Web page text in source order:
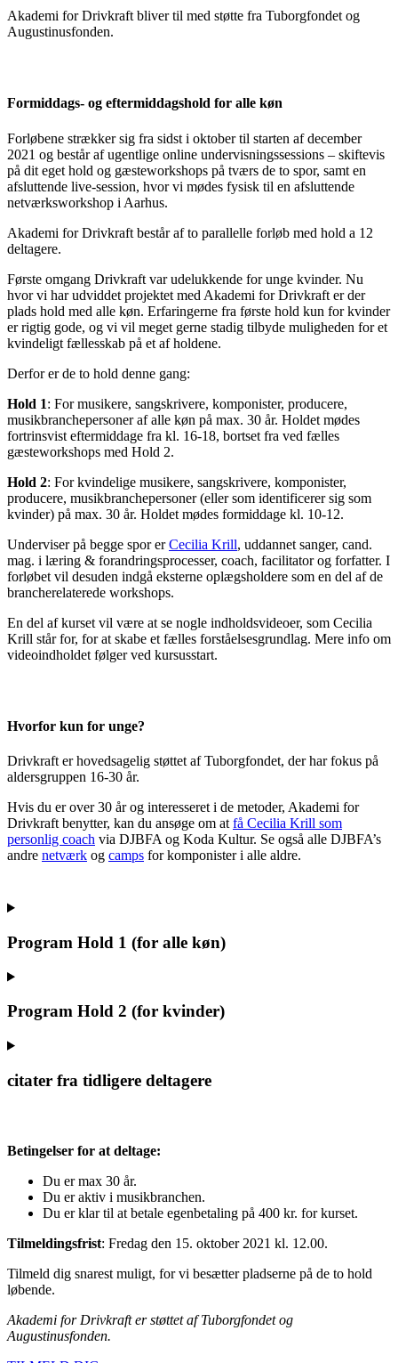
Akademi for Drivkraft bliver til med støtte fra Tuborgfondet og
Augustinusfonden.
Formiddags- og eftermiddagshold for alle køn
Forløbene strækker sig fra sidst i oktober til starten af december
2021 og består af ugentlige online undervisningssessions – skiftevis
på dit eget hold og gæsteworkshops på tværs de to spor, samt en
afsluttende live-session, hvor vi mødes fysisk til en afsluttende
netværksworkshop i Aarhus.
Akademi for Drivkraft består af to parallelle forløb med hold a 12
deltagere.
Første omgang Drivkraft var udelukkende for unge kvinder. Nu
hvor vi har udviddet projektet med Akademi for Drivkraft er der
plads hold med alle køn. Erfaringerne fra første hold kun for kvinder
er rigtig gode, og vi vil meget gerne stadig tilbyde muligheden for et
kvindeligt fællesskab på et af holdene.
Derfor er de to hold denne gang:
Hold 1: For musikere, sangskrivere, komponister, producere,
musikbranchepersoner af alle køn på max. 30 år. Holdet mødes
fortrinsvist eftermiddage fra kl. 16-18, bortset fra ved fælles
gæsteworkshops med Hold 2.
Hold 2: For kvindelige musikere, sangskrivere, komponister,
producere, musikbranchepersoner (eller som identificerer sig som
kvinder) på max. 30 år. Holdet mødes formiddage kl. 10-12.
Underviser på begge spor erCecilia Krill, uddannet sanger, cand.
mag. i læring & forandringsprocesser, coach, facilitator og forfatter. I
forløbet vil desuden indgå eksterne oplægsholdere som en del af de
brancherelaterede workshops.
En del af kurset vil være at se nogle indholdsvideoer, som Cecilia
Krill står for, for at skabe et fælles forståelsesgrundlag. Mere info om
videoindholdet følger ved kursusstart.
Hvorfor kun for unge?
Drivkraft er hovedsagelig støttet af Tuborgfondet, der har fokus på
aldersgruppen 16-30 år.
Hvis du er over 30 år og interesseret i de metoder, Akademi for
Drivkraft benytter, kan du ansøge om at få Cecilia Krill som
personlig coach via DJBFA og Koda Kultur. Se også alle DJBFA’s
andre netværk og camps for komponister i alle aldre.
Program Hold 1 (for alle køn)
Program Hold 2 (for kvinder)
citater fra tidligere deltagere
Betingelser for at deltage:
Du er max 30 år.
Du er aktiv i musikbranchen.
Du er klar til at betale egenbetaling på 400 kr. for kurset.
Tilmeldingsfrist: Fredag den 15. oktober 2021 kl. 12.00.
Tilmeld dig snarest muligt, for vi besætter pladserne på de to hold
løbende.
Akademi for Drivkraft er støttet af Tuborgfondet og
Augustinusfonden.